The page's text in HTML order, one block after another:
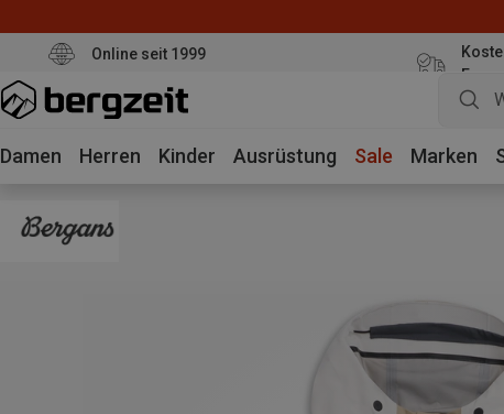
Online seit 1999
Euro
Damen Herren Kinder Ausrüstung Sale Marken